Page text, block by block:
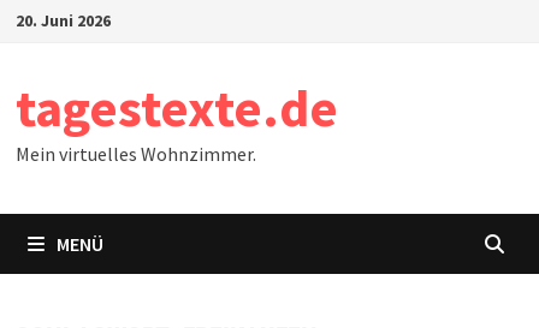
Zum20. Juni 2026
tagestexte.de
Mein virtuelles Wohnzimmer.
MENÜ